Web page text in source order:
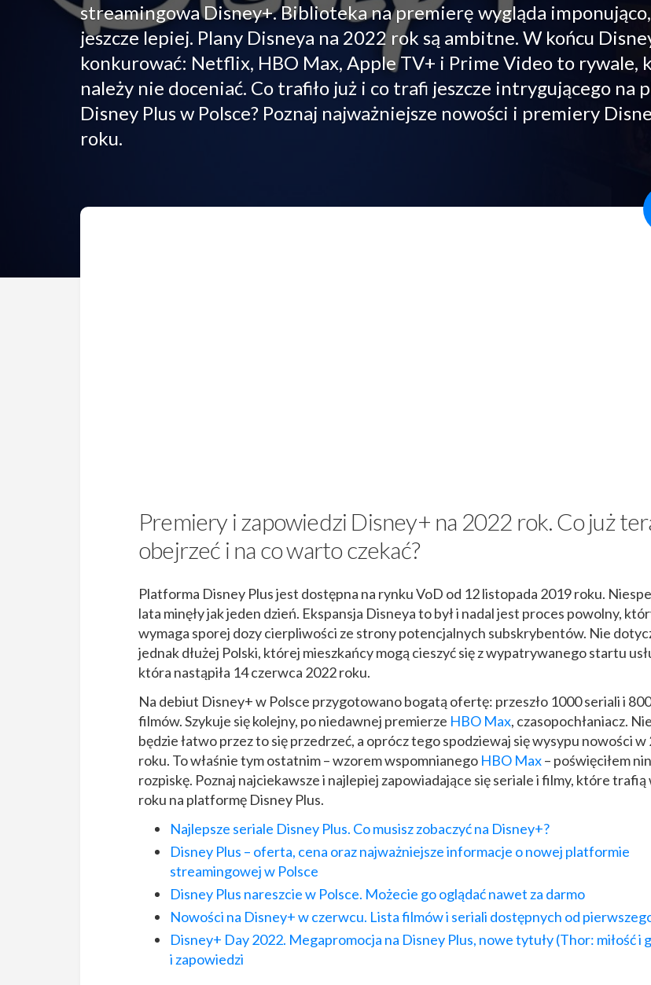
streamingowa Disney+. Biblioteka na premierę wygląda
jeszcze lepiej. Plany Disneya na 2022 rok są ambitne. W końcu
konkurować: Netflix, HBO Max, Apple TV+ i Prime Video to rywale,
należy nie doceniać. Co trafiło już i co trafi jeszcze intrygującego na
Disney Plus w Polsce? Poznaj najważniejsze nowości i premiery
roku.
Premiery i zapowiedzi Disney+ na 2022 rok. Co już
obejrzeć i na co warto czekać?
Platforma Disney Plus jest dostępna na rynku VoD od 12 listopada 2019 roku.
lata minęły jak jeden dzień. Ekspansja Disneya to był i nadal jest proces powolny,
wymaga sporej dozy cierpliwości ze strony potencjalnych subskrybentów. Nie
jednak dłużej Polski, której mieszkańcy mogą cieszyć się z wypatrywanego startu
która nastąpiła 14 czerwca 2022 roku.
Na debiut Disney+ w Polsce przygotowano bogatą ofertę: przeszło 1000 seriali i 800
filmów. Szykuje się kolejny, po niedawnej premierze HBO Max, czasopochłaniacz. Nie
będzie łatwo przez to się przedrzeć, a oprócz tego spodziewaj się wysypu nowości w
roku. To właśnie tym ostatnim – wzorem wspomnianego HBO Max– poświęciłem
rozpiskę. Poznaj najciekawsze i najlepiej zapowiadające się seriale i filmy, które trafią
roku na platformę Disney Plus.
Najlepsze seriale Disney Plus. Co musisz zobaczyć na Disney+?
Disney Plus – oferta, cena oraz najważniejsze informacje o nowej platformie
streamingowej w Polsce
Disney Plus nareszcie w Polsce. Możecie go oglądać nawet za darmo
Nowości na Disney+ w czerwcu. Lista filmów i seriali dostępnych od
Disney+ Day 2022. Megapromocja na Disney Plus, nowe tytuły (Thor: miłość i
i zapowiedzi